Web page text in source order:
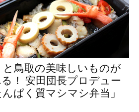
鳥取の美味しいものが
！ 安田団長プロデュー
ぱく質マシマシ弁当」